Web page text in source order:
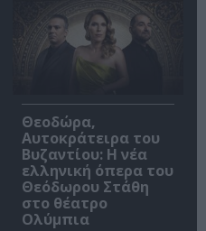
Θεοδώρα,
Αυτοκράτειρα του
Βυζαντίου: Η νέα
ελληνική όπερα του
Θεόδωρου Στάθη
στο θέατρο
Ολύμπια